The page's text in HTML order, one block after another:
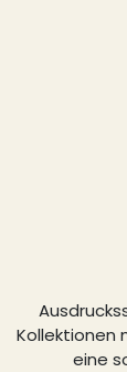
Kollektionen
eine